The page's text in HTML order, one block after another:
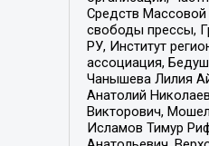
Средств Массовой
свободы прессы,
РУ, Институт
ассоциация,
Чанышева Лилия
Анатолий
Викторович,
Исламов Тимур